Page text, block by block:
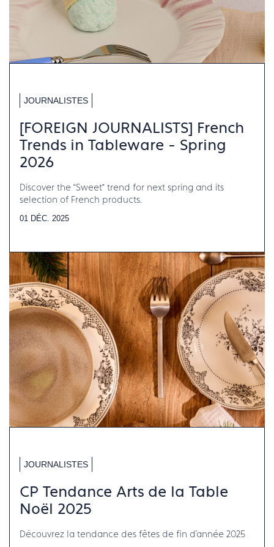
JOURNALISTES
[FOREIGN JOURNALISTS] French
Trends in Tableware - Spring
2026
Discover the “Sweet” trend for next spring and its
selection of French products.
01 DÉC. 2025
JOURNALISTES
CP Tendance Arts de la Table
Noël 2025
Découvrez la tendance des fêtes de fin d'année 2025